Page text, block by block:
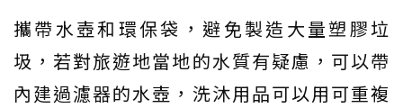
攜帶水壺和環保袋，避免製造大量塑膠垃
圾，若對旅遊地當地的水質有疑慮，可以帶
內建過濾器的水壺，洗沐用品可以用可重複